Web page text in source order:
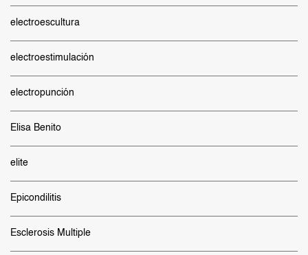
electroescultura
electroestimulación
electropunción
Elisa Benito
elite
Epicondilitis
Esclerosis Multiple